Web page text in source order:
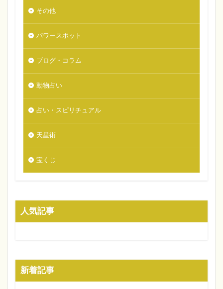
その他
パワースポット
ブログ・コラム
動物占い
占い・スピリチュアル
天星術
宝くじ
人気記事
新着記事